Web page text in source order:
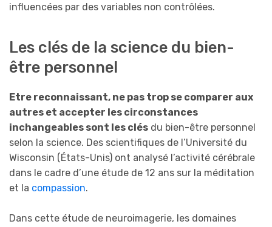
influencées par des variables non contrôlées.
Les clés de la science du bien-
être personnel
Etre reconnaissant, ne pas trop se comparer aux
autres et accepter les circonstances
inchangeables sont les clés du bien-être personnel
selon la science. Des scientifiques de l’Université du
Wisconsin (États-Unis) ont analysé l’activité cérébrale
dans le cadre d’une étude de 12 ans sur la méditation
et la compassion.
Dans cette étude de neuroimagerie, les domaines